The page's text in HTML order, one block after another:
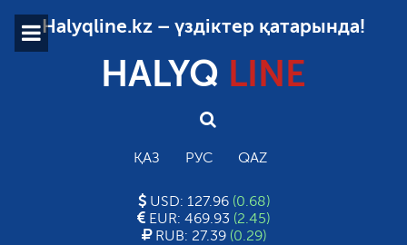
Halyqline.kz – үздіктер қатарында!
HALYQ LINE
ҚАЗ РУС QAZ
USD: 127.96 (0.68)
EUR: 469.93 (2.45)
RUB: 27.39 (0.29)